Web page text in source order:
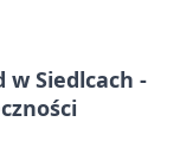
w Siedlcach -